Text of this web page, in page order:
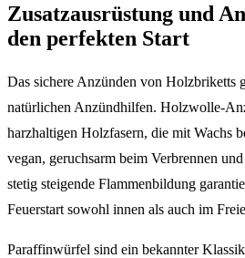
Zusatzausrüstung und
den perfekten Start
Das sichere Anzünden von Holzbriketts
natürlichen Anzündhilfen. Holzwolle-
harzhaltigen Holzfasern, die mit Wachs
vegan, geruchsarm beim Verbrennen
stetig steigende Flammenbildung
Feuerstart sowohl innen als auch im
Paraffinwürfel sind ein bekannter